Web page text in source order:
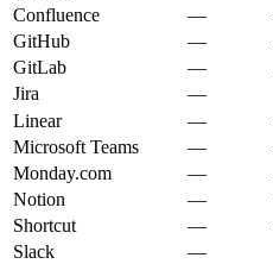
Confluence
—
GitHub
—
GitLab
—
Jira
—
Linear
—
Microsoft Teams
—
Monday.com
—
Notion
—
Shortcut
—
Slack
—